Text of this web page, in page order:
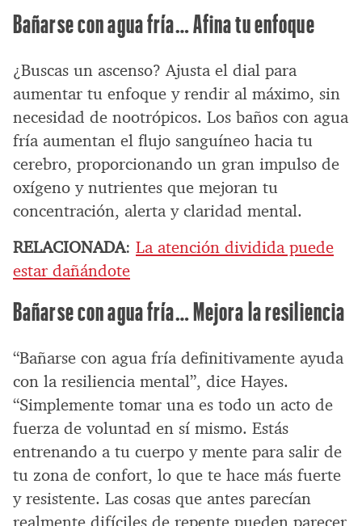
Bañarse con agua fría… Afina tu enfoque
¿Buscas un ascenso? Ajusta el dial para
aumentar tu enfoque y rendir al máximo, sin
necesidad de nootrópicos. Los baños con agua
fría aumentan el flujo sanguíneo hacia tu
cerebro, proporcionando un gran impulso de
oxígeno y nutrientes que mejoran tu
concentración, alerta y claridad mental.
RELACIONADA: La atención dividida puede
estar dañándote
Bañarse con agua fría… Mejora la resiliencia
“Bañarse con agua fría definitivamente ayuda
con la resiliencia mental”, dice Hayes.
“Simplemente tomar una es todo un acto de
fuerza de voluntad en sí mismo. Estás
entrenando a tu cuerpo y mente para salir de
tu zona de confort, lo que te hace más fuerte
y resistente. Las cosas que antes parecían